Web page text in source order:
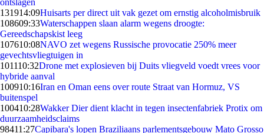
ontslagen
131914:09Huisarts per direct uit vak gezet om ernstig alcoholmisbruik
108609:33Waterschappen slaan alarm wegens droogte:
Gereedschapskist leeg
107610:08NAVO zet wegens Russische provocatie 250% meer
gevechtsvliegtuigen in
101110:32Drone met explosieven bij Duits vliegveld voedt vrees voor
hybride aanval
100910:16Iran en Oman eens over route Straat van Hormuz, VS
buitenspel
100410:28Wakker Dier dient klacht in tegen insectenfabriek Protix om
duurzaamheidsclaims
98411:27Capibara's lopen Braziliaans parlementsgebouw Mato Grosso